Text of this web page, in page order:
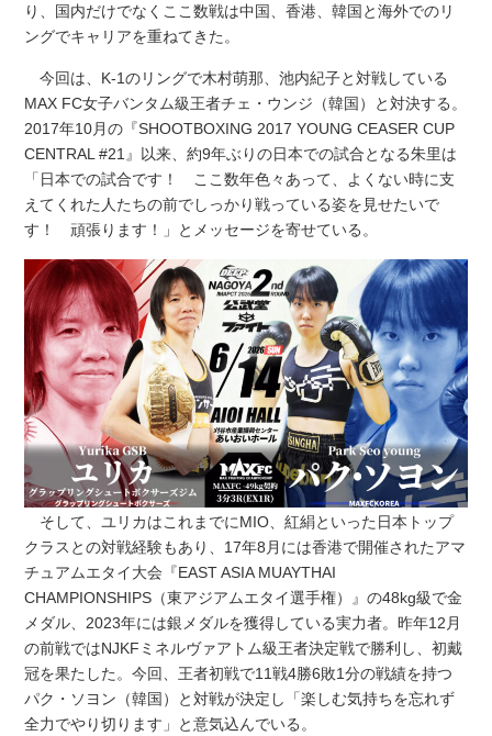
り、国内だけでなくここ数戦は中国、香港、韓国と海外でのリ
ングでキャリアを重ねてきた。
今回は、K-1のリングで木村萌那、池内紀子と対戦している
MAX FC女子バンタム級王者チェ・ウンジ（韓国）と対決する。
2017年10月の『SHOOTBOXING 2017 YOUNG CEASER CUP
CENTRAL #21』以来、約9年ぶりの日本での試合となる朱里は
「日本での試合です！ ここ数年色々あって、よくない時に支
えてくれた人たちの前でしっかり戦っている姿を見せたいで
す！ 頑張ります！」とメッセージを寄せている。
そして、ユリカはこれまでにMIO、紅絹といった日本トップ
クラスとの対戦経験もあり、17年8月には香港で開催されたアマ
チュアムエタイ大会『EAST ASIA MUAYTHAI
CHAMPIONSHIPS（東アジアムエタイ選手権）』の48kg級で金
メダル、2023年には銀メダルを獲得している実力者。昨年12月
の前戦ではNJKFミネルヴァアトム級王者決定戦で勝利し、初戴
冠を果たした。今回、王者初戦で11戦4勝6敗1分の戦績を持つ
パク・ソヨン（韓国）と対戦が決定し「楽しむ気持ちを忘れず
全力でやり切ります」と意気込んでいる。